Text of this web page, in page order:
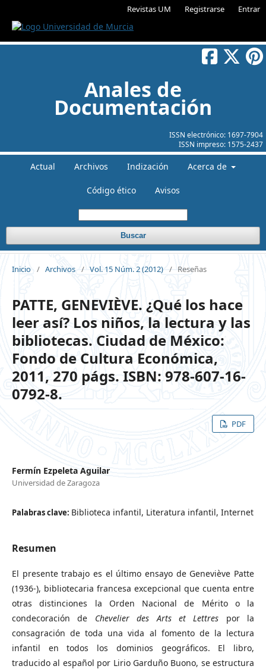
Revistas UM Registrarse Entrar
ISSN electrónico: 1697-7904
ISSN impreso: 1575-2437
Anales de
Documentación
Actual Archivos Indización Acerca de
Código ético Avisos
Buscar
Inicio / Archivos / Vol. 15 Núm. 2 (2012) / Reseñas
PATTE, GENEVIÈVE. ¿Qué los hace
leer así? Los niños, la lectura y las
bibliotecas. Ciudad de México:
Fondo de Cultura Económica,
2011, 270 págs. ISBN: 978-607-16-
0792-8.
PDF
Fermín Ezpeleta Aguilar
Universidad de Zaragoza
Palabras clave: Biblioteca infantil, Literatura infantil, Internet
Resumen
El presente trabajo es el último ensayo de Geneviève Patte
(1936-), bibliotecaria francesa excepcional que cuenta entre
otras distinciones la Orden Nacional de Mérito o la
condecoración de Chevelier des Arts et Lettres por la
consagración de toda una vida al fomento de la lectura
infantil en todos los dominios geográficos. El libro,
traducido al español por Lirio Garduño Buono, se estructura